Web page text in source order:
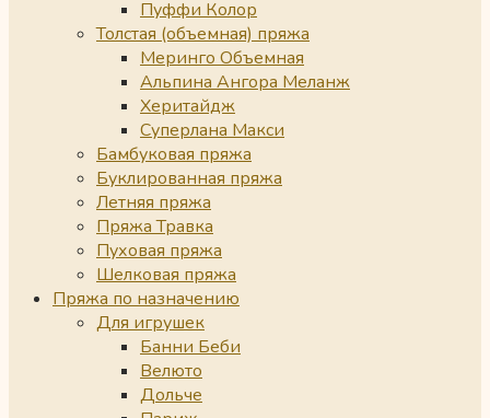
Пуффи Колор
Толстая (объемная) пряжа
Меринго Объемная
Альпина Ангора Меланж
Херитайдж
Суперлана Макси
Бамбуковая пряжа
Буклированная пряжа
Летняя пряжа
Пряжа Травка
Пуховая пряжа
Шелковая пряжа
Пряжа по назначению
Для игрушек
Банни Беби
Велюто
Дольче